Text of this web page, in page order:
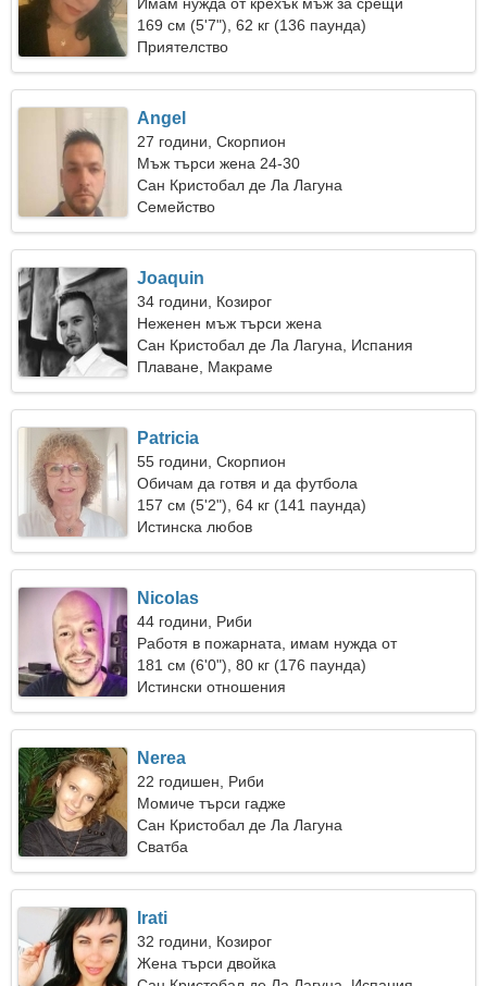
169 см (5'7"), 62 кг (136 паунда)
Приятелство
Angel
27 години, Скорпион
Мъж търси жена 24-30
Сан Кристобал де Ла Лагуна
Семейство
Joaquin
34 години, Козирог
Неженен мъж търси жена
Сан Кристобал де Ла Лагуна, Испания
Плаване, Макраме
Patricia
55 години, Скорпион
Обичам да готвя и да футбола
157 см (5'2"), 64 кг (141 паунда)
Истинска любов
Nicolas
44 години, Риби
Работя в пожарната, имам нужда от
прекрасна жена
181 см (6'0"), 80 кг (176 паунда)
Истински отношения
Nerea
22 годишен, Риби
Момиче търси гадже
Сан Кристобал де Ла Лагуна
Сватба
Irati
32 години, Козирог
Жена търси двойка